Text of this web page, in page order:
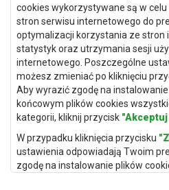
cookies wykorzystywane są w
stron serwisu internetowego do
optymalizacji korzystania ze stron
statystyk oraz utrzymania sesji
internetowego. Poszczególne
możesz zmieniać po kliknięciu
Aby wyrazić zgodę na
końcowym plików cookies
kategorii, kliknij przycisk
W przypadku kliknięcia przycisku
ustawienia odpowiadają Twoim
zgodę na instalowanie plików
Dywany
Dywany
Dywany
Dywany
Dywany